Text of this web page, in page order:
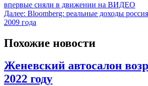
впервые сняли в движении на ВИДЕО
Далее: Bloomberg: реальные доходы
2009 года
Похожие новости
Женевский автосалон
2022 году